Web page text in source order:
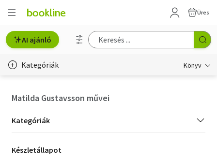
Üres
AI ajánló
Kategóriák Könyv
Hobbi, szabadidő
Matilda Gustavsson művei
Kategória
szűrés
Kategóriák
Készletállapot
Készletállapot